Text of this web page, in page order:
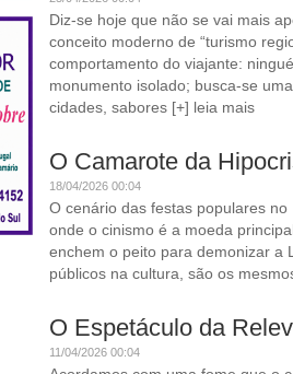
Diz-se hoje que não se vai mais
conceito moderno de “turismo
comportamento do viajante:
monumento isolado; busca-se
cidades, sabores [+] leia mais
O Camarote da
18/04/2026 00:04
O cenário das festas populares
onde o cinismo é a moeda
enchem o peito para demonizar a
públicos na cultura, são os
O Espetáculo da
11/04/2026 00:04